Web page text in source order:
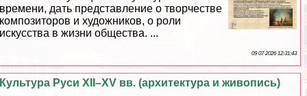
времени, дать представление о творчестве
композиторов и художников, о роли
искусства в жизни общества. ...
09 07 2026 12:31:43
Культура Руси XII–XV вв. (архитектура и живопись)